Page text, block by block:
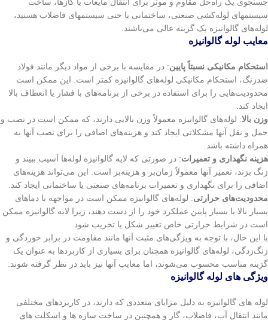
سیستمهای لوله‌کشی صنعتی، ساختمانی یا حتی سیستمهای فاضلاب هستید،
لوله‌های گالوانیزه یک گزینه عالی می‌باشند.
معایب لوله گالوانیزه
استحکام مکانیکی نسبتاً پایین: در مقایسه با برخی از مواد دیگر مانند فولاد
ضدزنگ، استحکام مکانیکی لوله‌های گالوانیزه کمتر است. این ممکن است
محدودیت‌هایی را برای استفاده در برخی از برنامه‌های با فشار یا انعطاف بالا
ایجاد کند.
وزن بالا: لوله‌های گالوانیزه معمولاً وزن بالایی دارند، که ممکن است در نصب و
حمل و نقل آنها مشکلاتی ایجاد کند و هزینه‌های اضافی را برای نصب آنها به
همراه داشته باشد.
هزینه نگهداری و تعمیرات: در صورتی که لایه گالوانیزه لوله‌ها آسیب ببیند و
زنگ بزند، تعمیر آنها معمولاً زمان‌بر و هزینه‌بر است. این می‌تواند هزینه‌های
اضافی را برای نگهداری و تعمیرات برنامه‌های صنعتی یا ساختمانی ایجاد کند.
محدودیت‌های حرارتی: لوله‌های گالوانیزه ممکن است در مواجهه با دماهای
بسیار بالا یا بسیار پایین عملکرد خود را از دست دهند، زیرا لایه گالوانیزه ممکن
است در شرایط حرارتی خاص تغییر شکل یا تخریب شود.
با این حال، با توجه به ویژگی‌های مثبت آنها مانند مقاومت در برابر خوردگی و
زنگ‌زدگی، لوله‌های گالوانیزه همچنان برای بسیاری از کاربردها به عنوان یک
گزینه مناسب محسوب می‌شوند، اما معایب آنها نیز باید در نظر گرفته شوند.
ویژگی های لوله گالوانیزه
لوله های گالوانیزه به دلیل مزایای متعددی که دارند، در کاربردهای مختلفی
مانند انتقال آب، فاضلاب، گاز و همچنین در ساخت سازه ها و اسکلت های